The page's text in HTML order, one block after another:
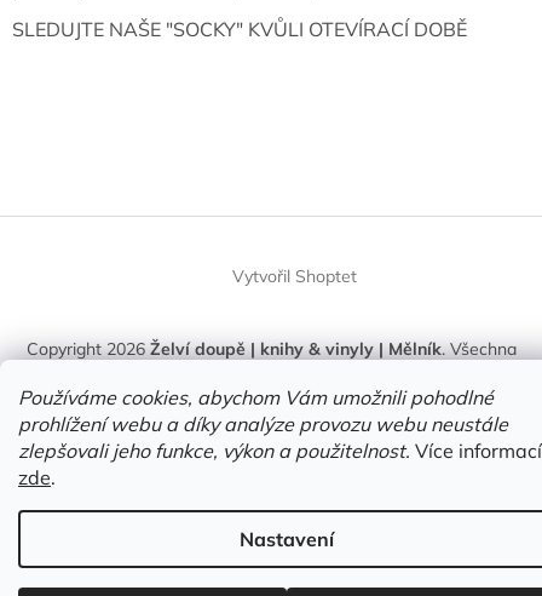
Používáme cookies, abychom Vám umožnili pohodlné
prohlížení webu a díky analýze provozu webu neustále
zlepšovali jeho funkce, výkon a použitelnost. Více informací
zde.
Nastavení
SLEDUJTE NAŠE "SOCKY" KVŮLI OTEVÍRACÍ DOBĚ
Vytvořil Shoptet
Copyright 2026Želví doupě | knihy & vinyly | Mělník. Všechna